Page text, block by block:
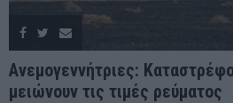
Ανεμογεννήτριες:
μειώνουν τις τιμές ρεύματος